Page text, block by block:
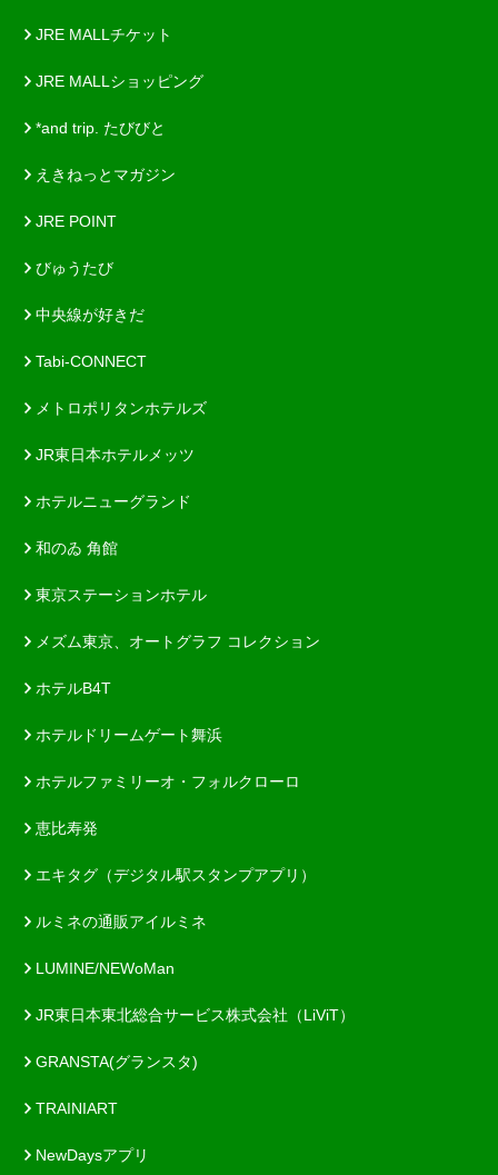
JRE MALLチケット
JRE MALLショッピング
*and trip. たびびと
えきねっとマガジン
JRE POINT
びゅうたび
中央線が好きだ
Tabi-CONNECT
メトロポリタンホテルズ
JR東日本ホテルメッツ
ホテルニューグランド
和のゐ 角館
東京ステーションホテル
メズム東京、オートグラフ コレクション
ホテルB4T
ホテルドリームゲート舞浜
ホテルファミリーオ・フォルクローロ
恵比寿発
エキタグ（デジタル駅スタンプアプリ）
ルミネの通販アイルミネ
LUMINE/NEWoMan
JR東日本東北総合サービス株式会社（LiViT）
GRANSTA(グランスタ)
TRAINIART
NewDaysアプリ